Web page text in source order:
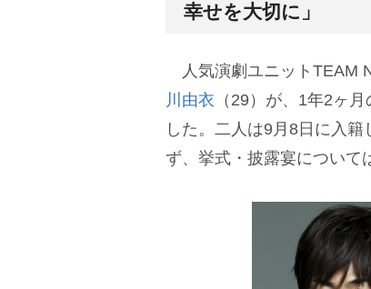
幸せを大切に」
人気演劇ユニットTEAM
川由衣 （29）が、1年2ヶ
した。二人は9月8日に入
ず、挙式・披露宴について